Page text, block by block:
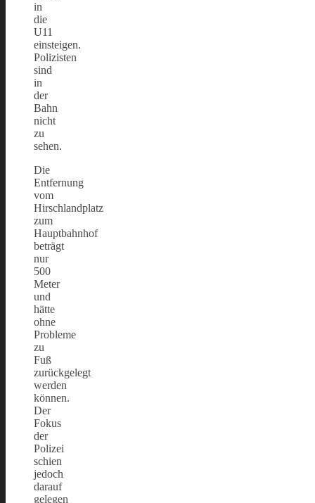
in
die
U11
einsteigen.
Polizisten
sind
in
der
Bahn
nicht
zu
sehen.
Die
Entfernung
vom
Hirschlandplatz
zum
Hauptbahnhof
beträgt
nur
500
Meter
und
hätte
ohne
Probleme
zu
Fuß
zurückgelegt
werden
können.
Der
Fokus
der
Polizei
schien
jedoch
darauf
gelegen